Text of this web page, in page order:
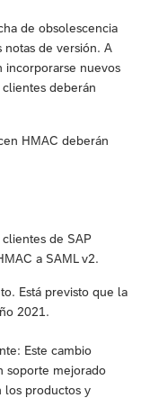
de obsolescencia
notas de versión. A
incorporarse nuevos
deberán
HMAC deberán
de SAP
a SAML v2.
Está previsto que la
2021.
Este cambio
soporte mejorado
los productos y